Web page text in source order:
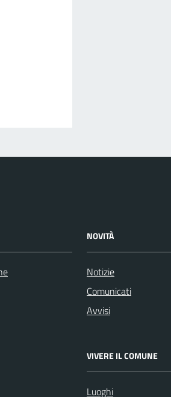
NOVITÀ
Notizie
Comunicati
Avvisi
VIVERE IL COMUNE
Luoghi